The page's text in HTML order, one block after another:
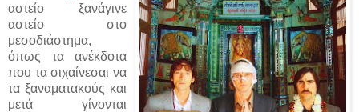
αστείο ξανάγινε
αστείο στο
μεσοδιάστημα,
όπως τα ανέκδοτα
που τα σιχαίνεσαι να
τα ξαναματακούς και
μετά γίνονται